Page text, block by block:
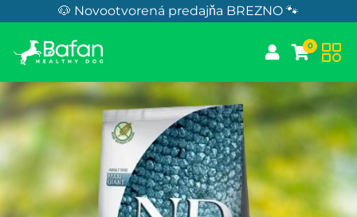
Skip to Content🐶 Novootvorená predajňa BREZNO 🐾
0